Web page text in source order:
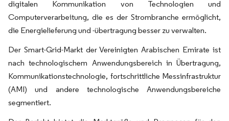
digitalen Kommunikation von Technologien und
Computerverarbeitung, die es der Strombranche ermöglicht,
die Energielieferung und -übertragung besser zu verwalten.
Der Smart-Grid-Markt der Vereinigten Arabischen Emirate ist
nach technologischem Anwendungsbereich in Übertragung,
Kommunikationstechnologie, fortschrittliche Messinfrastruktur
(AMI) und andere technologische Anwendungsbereiche
segmentiert.